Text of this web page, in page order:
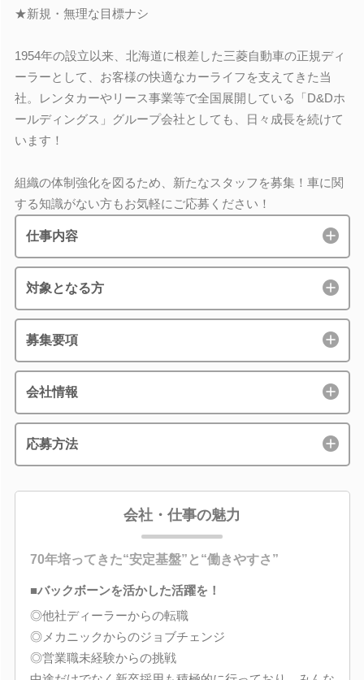
★新規・無理な目標ナシ
1954年の設立以来、北海道に根差した三菱自動車の正規ディ
ーラーとして、お客様の快適なカーライフを支えてきた当
社。レンタカーやリース事業等で全国展開している「D&Dホ
ールディングス」グループ会社としても、日々成長を続けて
います！
組織の体制強化を図るため、新たなスタッフを募集！車に関
する知識がない方もお気軽にご応募ください！
仕事内容
対象となる方
募集要項
会社情報
応募方法
会社・仕事の魅力
70年培ってきた“安定基盤”と“働きやすさ”
■バックボーンを活かした活躍を！
◎他社ディーラーからの転職
◎メカニックからのジョブチェンジ
◎営業職未経験からの挑戦